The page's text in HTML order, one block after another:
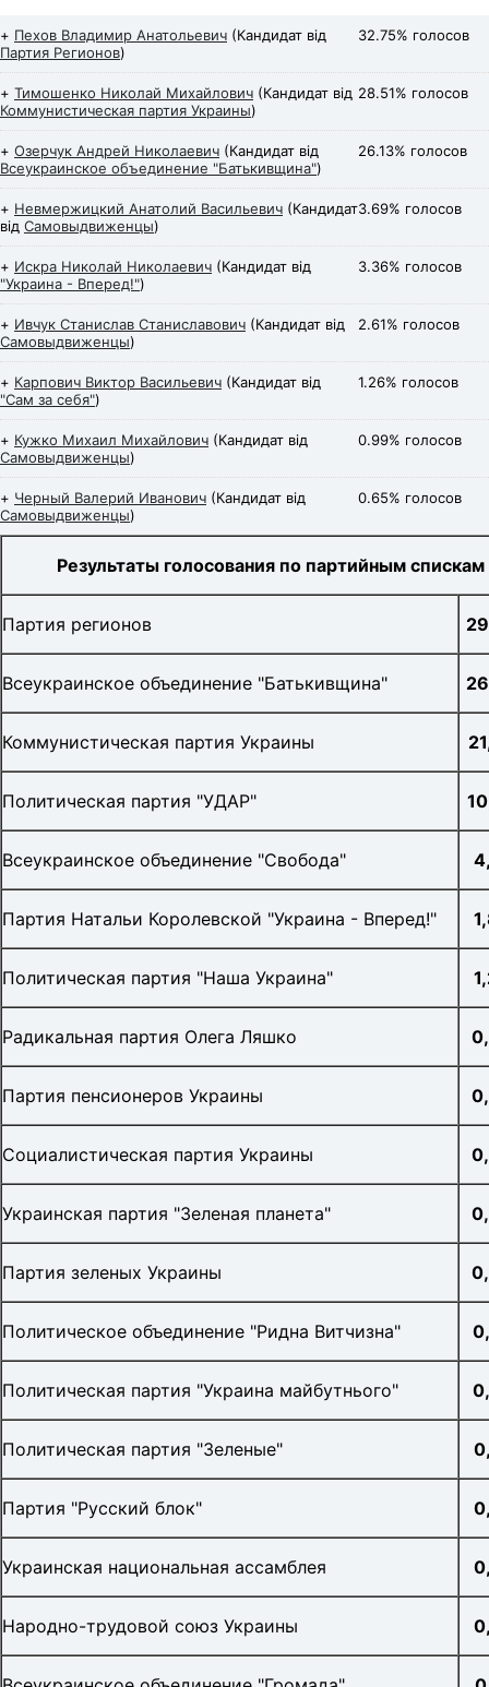
+ 32.75% голосов
Пехов Владимир Анатольевич (Кандидат від
Партия Регионов)
+ 28.51% голосов
Тимошенко Николай Михайлович (Кандидат від
Коммунистическая партия Украины)
+ 26.13% голосов
Озерчук Андрей Николаевич (Кандидат від
Всеукраинское объединение "Батькивщина")
+ 3.69% голосов
Невмержицкий Анатолий Васильевич (Кандидат
від Самовыдвиженцы)
+ 3.36% голосов
Искра Николай Николаевич (Кандидат від
"Украина - Вперед!")
+ 2.61% голосов
Ивчук Станислав Станиславович (Кандидат від
Самовыдвиженцы)
+ 1.26% голосов
Карпович Виктор Васильевич (Кандидат від
"Сам за себя")
+ 0.99% голосов
Кужко Михаил Михайлович (Кандидат від
Самовыдвиженцы)
+ 0.65% голосов
Черный Валерий Иванович (Кандидат від
Самовыдвиженцы)
Результаты голосования по партийным спискам
Партия регионов
Всеукраинское объединение "Батькивщина"
Коммунистическая партия Украины
Политическая партия "УДАР"
Всеукраинское объединение "Свобода"
Партия Натальи Королевской "Украина - Вперед!"
Политическая партия "Наша Украина"
Радикальная партия Олега Ляшко
Партия пенсионеров Украины 0,
Социалистическая партия Украины
Украинская партия "Зеленая планета"
Партия зеленых Украины
Политическое объединение "Ридна Витчизна"
Политическая партия "Украина майбутнього" 0,
Политическая партия "Зеленые"
Партия "Русский блок"
Украинская национальная ассамблея
Народно-трудовой союз Украины